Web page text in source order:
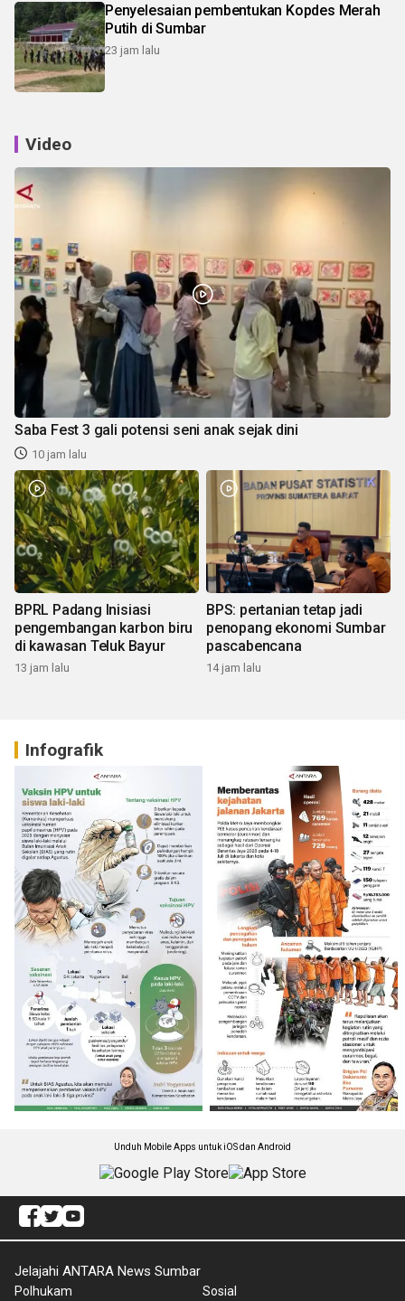
Penyelesaian pembentukan Kopdes Merah
Putih di Sumbar
23 jam lalu
Video
Saba Fest 3 gali potensi seni anak sejak dini
10 jam lalu
BPRL Padang Inisiasi
pengembangan karbon biru
di kawasan Teluk Bayur
13 jam lalu
BPS: pertanian tetap jadi
penopang ekonomi Sumbar
pascabencana
14 jam lalu
Infografik
Unduh Mobile Apps untuk iOS dan Android
Jelajahi ANTARA News Sumbar
Polhukam Sosial